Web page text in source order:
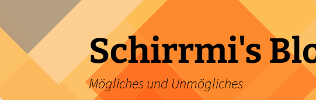
springen
Schirrmi's
Mögliches und Unmögliches